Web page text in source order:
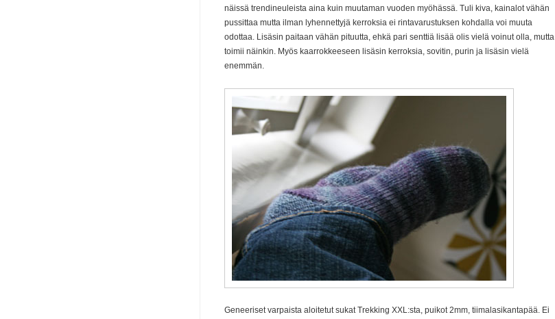
näissä trendineuleista aina kuin muutaman vuoden myöhässä. Tuli kiva, kainalot vähän
pussittaa mutta ilman lyhennettyjä kerroksia ei rintavarustuksen kohdalla voi muuta
odottaa. Lisäsin paitaan vähän pituutta, ehkä pari senttiä lisää olis vielä voinut olla, mutta
toimii näinkin. Myös kaarrokkeeseen lisäsin kerroksia, sovitin, purin ja lisäsin vielä
enemmän.
Geneeriset varpaista aloitetut sukat Trekking XXL:sta, puikot 2mm, tiimalasikantapää. Ei